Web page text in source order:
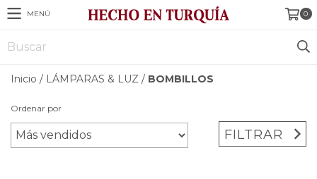
MENÚ 0
Inicio / LÁMPARAS & LUZ / BOMBILLOS
Ordenar por
FILTRAR